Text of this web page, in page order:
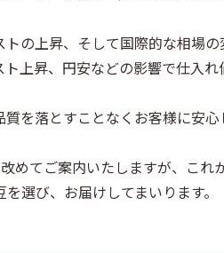
の上昇、そして国際的な相場
上昇、円安などの影響で仕入
を落とすことなくお客様に安
めてご案内いたしますが、これ
選び、お届けしてまいります。